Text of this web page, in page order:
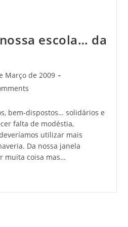
escola… da
Março de 2009
bem-dispostos… solidários e
falta de modéstia,
utilizar mais
Da nossa janela
muita coisa mas…